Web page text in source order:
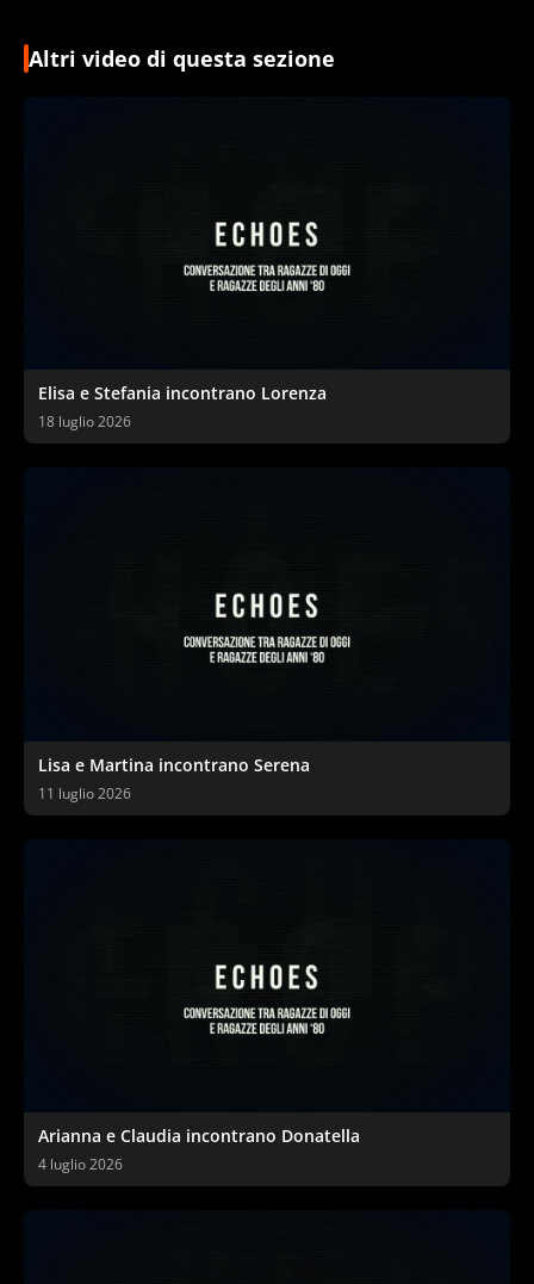
Altri video di questa sezione
Elisa e Stefania incontrano Lorenza
18 luglio 2026
Lisa e Martina incontrano Serena
11 luglio 2026
Arianna e Claudia incontrano Donatella
4 luglio 2026